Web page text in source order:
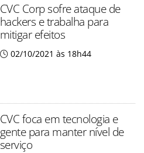
CVC Corp sofre ataque de
hackers e trabalha para
mitigar efeitos
02/10/2021 às 18h44
CVC foca em tecnologia e
gente para manter nível de
serviço